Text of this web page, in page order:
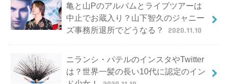
亀と山Pのアルバムとライブツアーは
中止でお蔵入り？山下智久のジャニー
ズ事務所退所でどうなる？
2020.11.10
ニランシ・パテルのインスタやTwitter
は？世界一髪の長い10代に認定のイン